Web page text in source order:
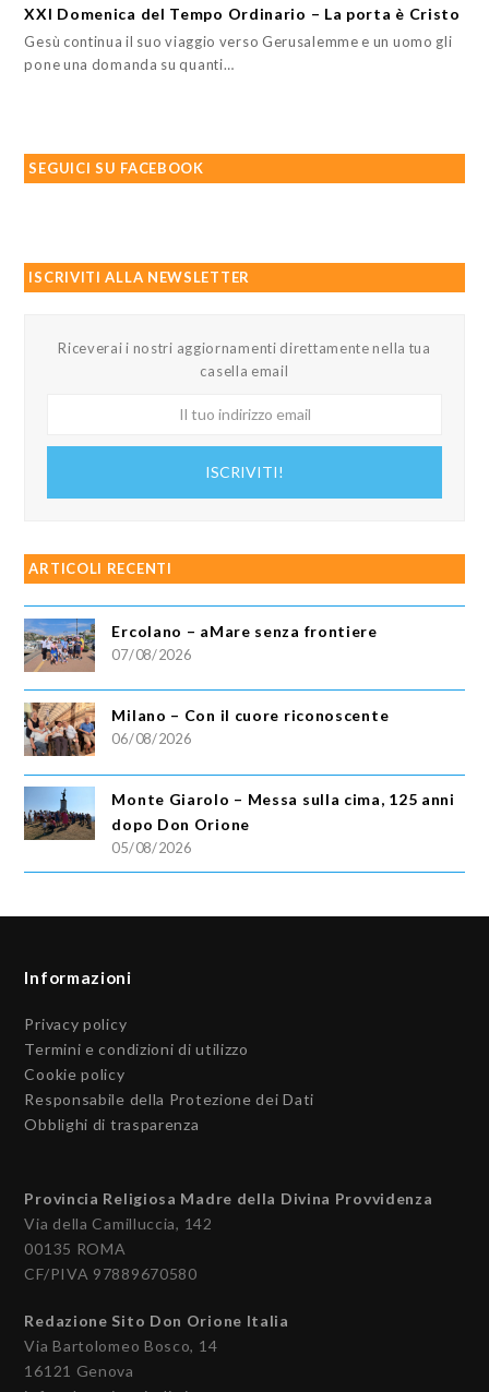
XXI Domenica del Tempo Ordinario – La porta è Cristo
Gesù continua il suo viaggio verso Gerusalemme e un uomo gli
pone una domanda su quanti…
SEGUICI SU FACEBOOK
ISCRIVITI ALLA NEWSLETTER
Riceverai i nostri aggiornamenti direttamente nella tua
casella email
ISCRIVITI!
ARTICOLI RECENTI
Ercolano – aMare senza frontiere
07/08/2026
Milano – Con il cuore riconoscente
06/08/2026
Monte Giarolo – Messa sulla cima, 125 anni
dopo Don Orione
05/08/2026
Informazioni
Privacy policy
Termini e condizioni di utilizzo
Cookie policy
Responsabile della Protezione dei Dati
Obblighi di trasparenza
Provincia Religiosa Madre della Divina Provvidenza
Via della Camilluccia, 142
00135 ROMA
CF/PIVA 97889670580
Redazione Sito Don Orione Italia
Via Bartolomeo Bosco, 14
16121 Genova